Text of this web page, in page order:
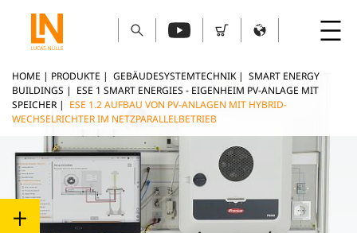
HOME | PRODUKTE | GEBÄUDESYSTEMTECHNIK | SMART ENERGY
BUILDINGS | ESE 1 SMART ENERGIES - EIGENHEIM PV-ANLAGE MIT
SPEICHER | ESE 1.2 AUFBAU VON PV-ANLAGEN MIT HYBRID-
WECHSELRICHTER IM NETZPARALLELBETRIEB